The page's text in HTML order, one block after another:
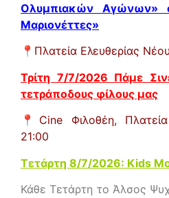
Ολυμπιακών Αγώνων»
Μαριονέττες»
📍 Πλατεία Ελευθερίας
Τρίτη 7/7/2026 Πάμε
τετράποδους φίλους μας
📍 Cine Φιλοθέη,
21:00
Τετάρτη 8/7/2026: Kids
Κάθε Τετάρτη το Άλσος